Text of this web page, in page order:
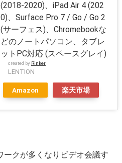
(2018-2020)、iPad Air 4 (202
0)、Surface Pro 7 / Go / Go 2
(サーフェス)、Chromebookな
どのノートパソコン、タブレ
ットPC対応 (スペースグレイ)
created by Rinker
LENTION
Amazon 楽天市場
ークが多くなりビデオ会議す